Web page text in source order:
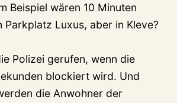
Beispiel wären 10 Minuten
Parkplatz Luxus, aber in Kleve?
Polizei gerufen, wenn die
blockiert wird. Und
die Anwohner der